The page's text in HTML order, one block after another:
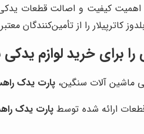
کیفیت و اصالت قطعات
کاترپیلار را از تأمین‌کنندگان
را برای خرید لوازم یدکی
ماشین آلات سنگین، پارت یدک
ارائه شده توسط پارت یدک